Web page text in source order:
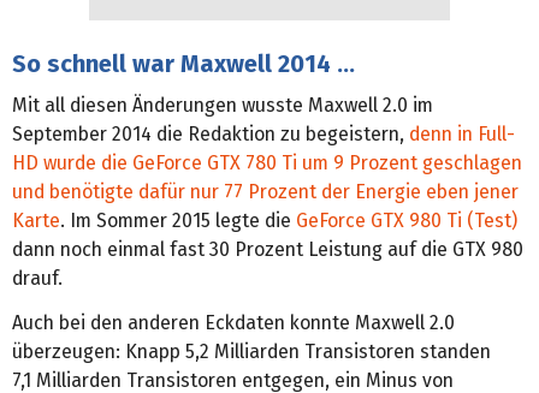
So schnell war Maxwell 2014 …
Mit all diesen Änderungen wusste Maxwell 2.0 im
September 2014 die Redaktion zu begeistern, denn in Full-
HD wurde die GeForce GTX 780 Ti um 9 Prozent geschlagen
und benötigte dafür nur 77 Prozent der Energie eben jener
Karte. Im Sommer 2015 legte die GeForce GTX 980 Ti (Test)
dann noch einmal fast 30 Prozent Leistung auf die GTX 980
drauf.
Auch bei den anderen Eckdaten konnte Maxwell 2.0
überzeugen: Knapp 5,2 Milliarden Transistoren standen
7,1 Milliarden Transistoren entgegen, ein Minus von